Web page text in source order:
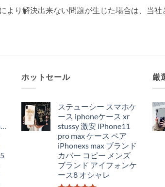
より解決出来ない問題が生じた場合は、当
ホットセール
ステューシー スマホケ
ース iphoneケース xr
stussy 激安 iPhone11
pro max ケース ペア
iPhonexs max ブランド
カバー コピー メンズ
ブランド アイフォンケ
ース8 オシャレ
厳